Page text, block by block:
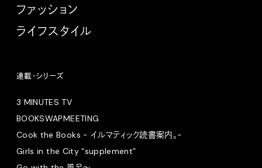
ファッション
ライフスタイル
連載・シリーズ
3 MINUTES TV
BOOKSWAPMEETING
Cook the Books - イルマティック読書案内。-
Girls in the City “supplement”